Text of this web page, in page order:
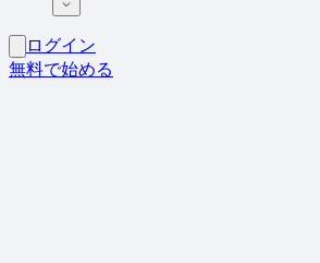
ログイン
無料で始める